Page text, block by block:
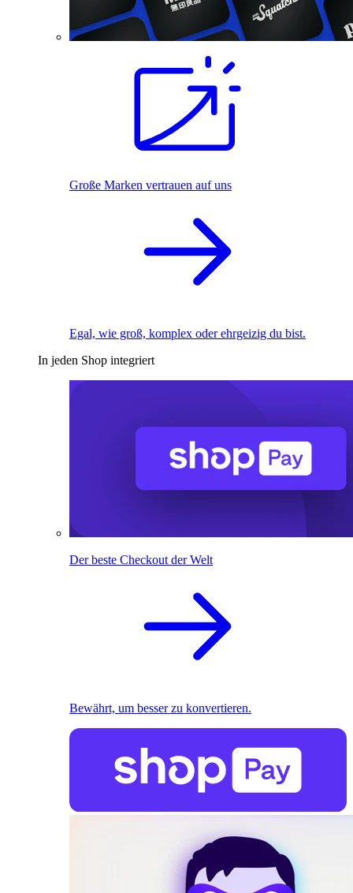
Große Marken vertrauen auf uns
Egal, wie groß, komplex oder ehrgeizig du bist.
In jeden Shop integriert
Der beste Checkout der Welt
Bewährt, um besser zu konvertieren.